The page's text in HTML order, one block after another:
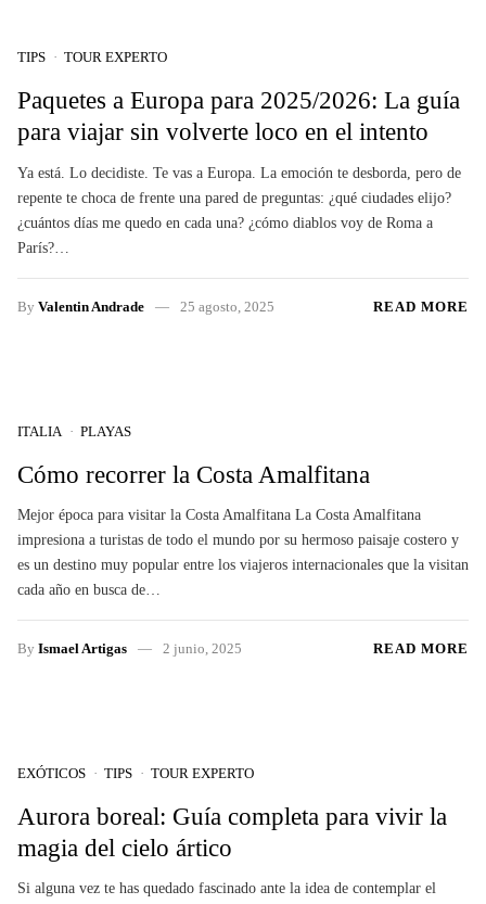
TIPS TOUR EXPERTO
Paquetes a Europa para 2025/2026: La guía
para viajar sin volverte loco en el intento
Ya está. Lo decidiste. Te vas a Europa. La emoción te desborda, pero de
repente te choca de frente una pared de preguntas: ¿qué ciudades elijo?
¿cuántos días me quedo en cada una? ¿cómo diablos voy de Roma a
París?…
By Valentin Andrade 25 agosto, 2025 READ MORE
ITALIA PLAYAS
Cómo recorrer la Costa Amalfitana
Mejor época para visitar la Costa Amalfitana La Costa Amalfitana
impresiona a turistas de todo el mundo por su hermoso paisaje costero y
es un destino muy popular entre los viajeros internacionales que la visitan
cada año en busca de…
By Ismael Artigas 2 junio, 2025 READ MORE
EXÓTICOS TIPS TOUR EXPERTO
Aurora boreal: Guía completa para vivir la
magia del cielo ártico
Si alguna vez te has quedado fascinado ante la idea de contemplar el